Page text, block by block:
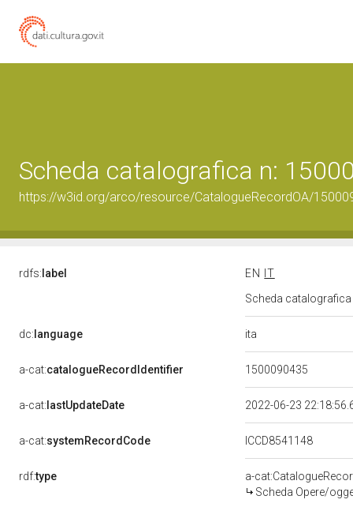
Scheda catalografica n:
https://w3id.org/arco/resource/CatalogueRecordOA/
rdfs: label EN
IT
Scheda
dc: language ita
a-cat:catalogueRecordIdentifier 1500090435
a-cat: lastUpdateDate 2022-06-23
a-cat:systemRecordCode ICCD8541148
rdf:type
a-
Scheda Opere/